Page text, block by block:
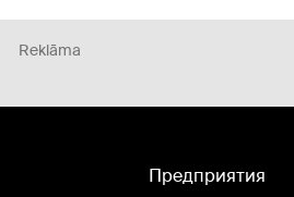
Reklāma
Предприятия